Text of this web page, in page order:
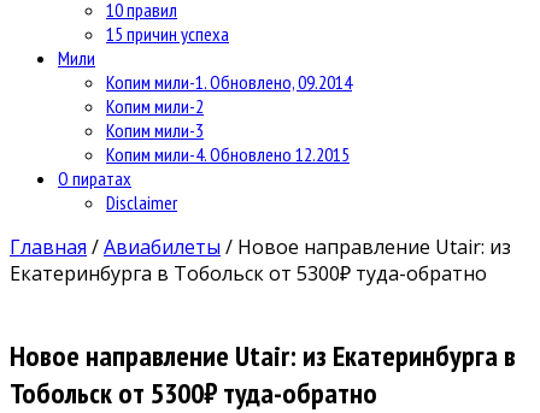
10 правил
15 причин успеха
Мили
Копим мили-1. Обновлено, 09.2014
Копим мили-2
Копим мили-3
Копим мили-4. Обновлено 12.2015
О пиратах
Disclaimer
Главная /Авиабилеты / Новое направление Utair: из
Екатеринбурга в Тобольск от 5300₽ туда-обратно
Новое направление Utair: из Екатеринбурга в
Тобольск от 5300₽ туда-обратно